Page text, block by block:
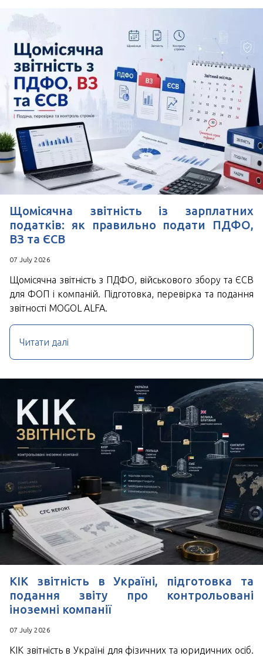
Щомісячна звітність із зарплатних
податків: як правильно подати ПДФО,
ВЗ та ЄСВ
07 July 2026
Щомісячна звітність з ПДФО, військового збору та ЄСВ
для ФОП і компаній. Підготовка, перевірка та подання
звітності MOGOL ALFA.
Читати далі
КІК звітність в Україні, підготовка та
подання звіту про контрольовані
іноземні компанії
07 July 2026
КІК звітність в Україні для фізичних та юридичних осіб.